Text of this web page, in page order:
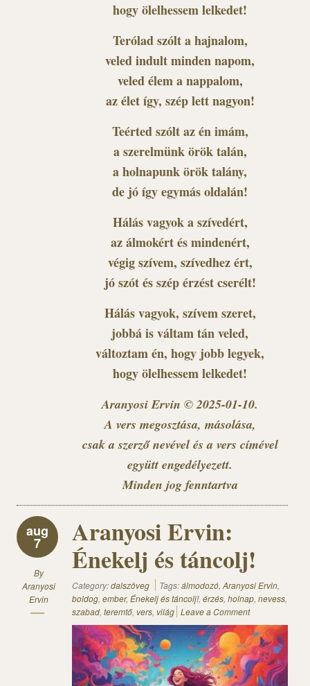
hogy ölelhessem lelkedet!
Terólad szólt a hajnalom,
veled indult minden napom,
veled élem a nappalom,
az élet így, szép lett nagyon!
Teérted szólt az én imám,
a szerelmünk örök talán,
a holnapunk örök talány,
de jó így egymás oldalán!
Hálás vagyok a szívedért,
az álmokért és mindenért,
végig szívem, szívedhez ért,
jó szót és szép érzést cserélt!
Hálás vagyok, szívem szeret,
jobbá is váltam tán veled,
változtam én, hogy jobb legyek,
hogy ölelhessem lelkedet!
Aranyosi Ervin © 2025-01-10.
A vers megosztása, másolása,
csak a szerző nevével és a vers címével
együtt engedélyezett.
Minden jog fenntartva
aug
7
By
Aranyosi
Ervin
Aranyosi Ervin:
Énekelj és táncolj!
Category:dalszöveg Tags:álmodozó, Aranyosi Ervin,
boldog, ember, Énekelj és táncolj!, érzés, holnap, nevess,
szabad, teremtő, vers, világ Leave a Comment